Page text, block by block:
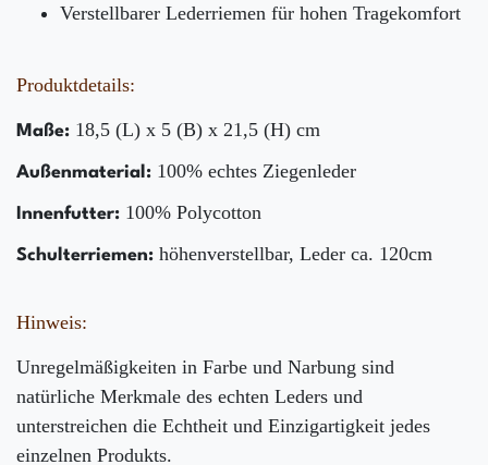
Verstellbarer Lederriemen für hohen Tragekomfort
Produktdetails:
Maße: 18,5 (L) x 5 (B) x 21,5 (H) cm
Außenmaterial: 100% echtes Ziegenleder
Innenfutter: 100% Polycotton
Schulterriemen: höhenverstellbar, Leder ca. 120cm
Hinweis:
Unregelmäßigkeiten in Farbe und Narbung sind
natürliche Merkmale des echten Leders und
unterstreichen die Echtheit und Einzigartigkeit jedes
einzelnen Produkts.